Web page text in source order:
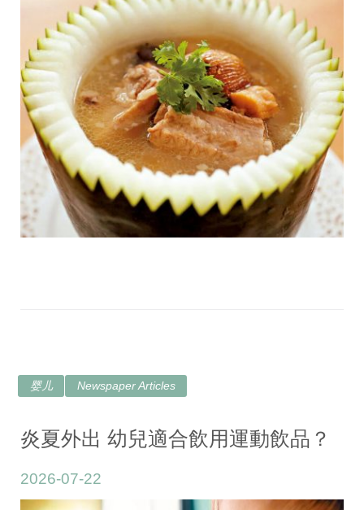
婴儿 Newspaper Articles
炎夏外出 幼兒適合飲用運動飲品？
2026-07-22